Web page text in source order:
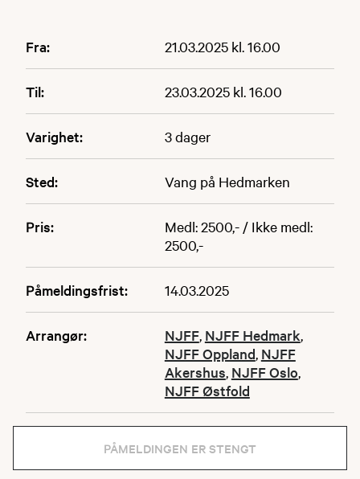
Fra: 21.03.2025 kl. 16.00
Til: 23.03.2025 kl. 16.00
Varighet: 3 dager
Sted: Vang på Hedmarken
Pris:
Medl: 2500,- / Ikke medl:
2500,-
Påmeldingsfrist: 14.03.2025
Arrangør: NJFF, NJFF Hedmark,
NJFF Oppland, NJFF
Akershus, NJFF Oslo,
NJFF Østfold
PÅMELDINGEN ER STENGT